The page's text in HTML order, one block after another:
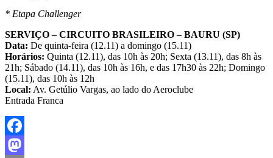
* Etapa Challenger
SERVIÇO – CIRCUITO BRASILEIRO – BAURU (SP)
Data: De quinta-feira (12.11) a domingo (15.11)
Horários: Quinta (12.11), das 10h às 20h; Sexta (13.11), das 8h às
21h; Sábado (14.11), das 10h às 16h, e das 17h30 às 22h; Domingo
(15.11), das 10h às 12h
Local: Av. Getúlio Vargas, ao lado do Aeroclube
Entrada Franca
Facebook